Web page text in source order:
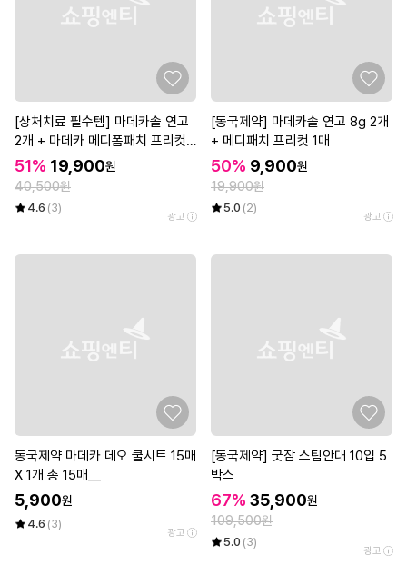
[상처치료 필수템] 마데카솔 연고
2개 + 마데카 메디폼패치 프리컷
2매*3개
51% 19,900원
40,500원
4.6 (3)
광고
[동국제약] 마데카솔 연고 8g 2개
+ 메디패치 프리컷 1매
50% 9,900원
19,900원
5.0 (2)
광고
동국제약 마데카 데오 쿨시트 15매
X 1개 총 15매__
5,900원
4.6 (3)
광고
[동국제약] 굿잠 스팀안대 10입 5
박스
67% 35,900원
109,500원
5.0 (3)
광고